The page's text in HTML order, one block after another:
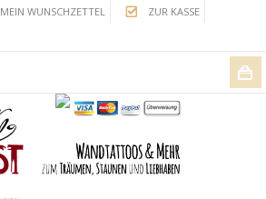
MEIN WUNSCHZETTEL
ZUR KASSE